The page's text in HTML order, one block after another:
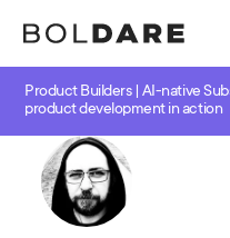
Product Builders | AI-native
product development in action
← Boldare Blog